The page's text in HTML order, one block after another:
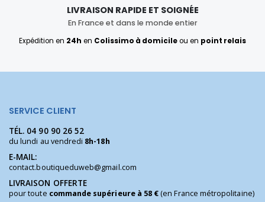
LIVRAISON RAPIDE ET SOIGNÉE
En France et dans le monde entier
Expédition en 24h en Colissimo à domicileou en point relais
SERVICE CLIENT
TÉL. 04 90 90 26 52
du lundi au vendredi 8h-18h
E-MAIL:
contact.boutiqueduweb@gmail.com
LIVRAISON OFFERTE
pour toute commande supérieure à 58 €(en France métropolitaine)